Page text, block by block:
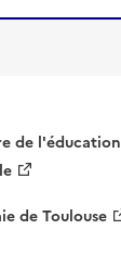
de l'éducation
de Toulouse